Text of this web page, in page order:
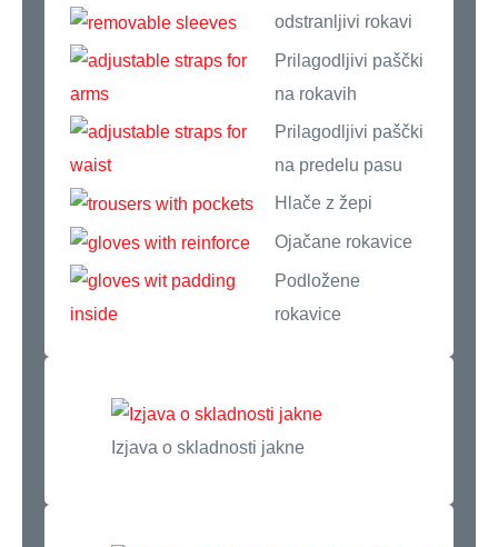
odstranljivi rokavi
Prilagodljivi paščki
na rokavih
Prilagodljivi paščki
na predelu pasu
Hlače z žepi
Ojačane rokavice
Podložene
rokavice
Izjava o skladnosti jakne